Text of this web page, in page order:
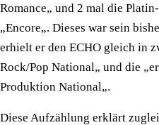
Romance„ und 2 mal die
„Encore„. Dieses war sein
erhielt er den ECHO gleich in
Rock/Pop National„ und die
Produktion National„.
Diese Aufzählung erklärt